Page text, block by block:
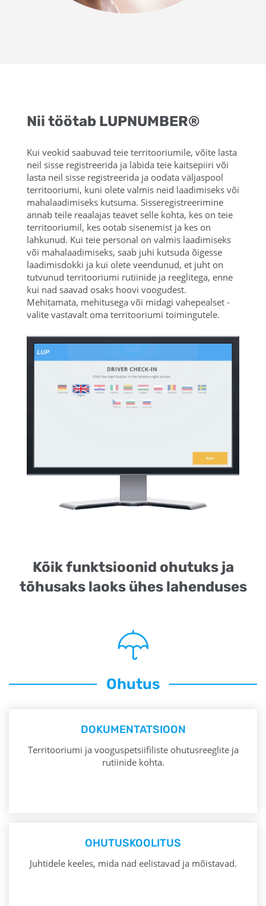
Nii töötab LUPNUMBER®
Kui veokid saabuvad teie territooriumile, võite lasta
neil sisse registreerida ja läbida teie kaitsepiiri või
lasta neil sisse registreerida ja oodata väljaspool
territooriumi, kuni olete valmis neid laadimiseks või
mahalaadimiseks kutsuma. Sisseregistreerimine
annab teile reaalajas teavet selle kohta, kes on teie
territooriumil, kes ootab sisenemist ja kes on
lahkunud. Kui teie personal on valmis laadimiseks
või mahalaadimiseks, saab juhi kutsuda õigesse
laadimisdokki ja kui olete veendunud, et juht on
tutvunud territooriumi rutiinide ja reeglitega, enne
kui nad saavad osaks hoovi voogudest.
Mehitamata, mehitusega või midagi vahepealset -
valite vastavalt oma territooriumi toimingutele.
Kõik funktsioonid ohutuks ja
tõhusaks laoks ühes lahenduses
Ohutus
DOKUMENTATSIOON
Territooriumi ja vooguspetsiifiliste ohutusreeglite ja
rutiinide kohta.
OHUTUSKOOLITUS
Juhtidele keeles, mida nad eelistavad ja mõistavad.